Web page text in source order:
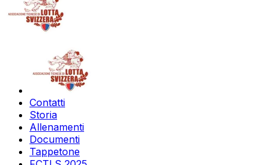
Contatti
Storia
Allenamenti
Documenti
Tappetone